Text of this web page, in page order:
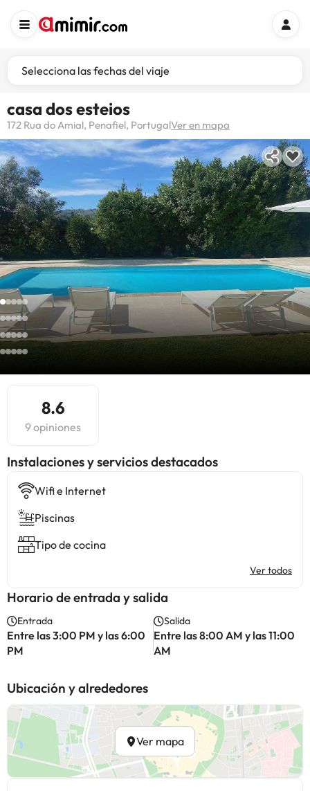
Selecciona las fechas del viaje
casa dos esteios
172 Rua do Amial, Penafiel, PortugalVer en mapa
8.6
9 opiniones
Instalaciones y servicios destacados
Wifi e Internet
Piscinas
Tipo de cocina
Ver todos
Horario de entrada y salida
Entrada
Entre las 3:00 PM y las 6:00
PM
Salida
Entre las 8:00 AM y las 11:00
AM
Ubicación y alrededores
Ver mapa